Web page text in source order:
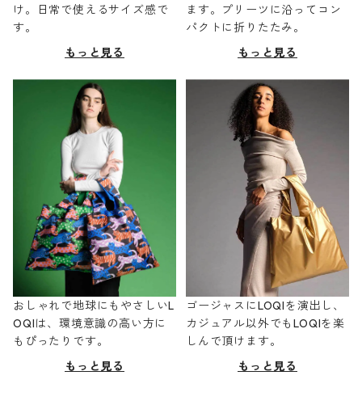
け。日常で使えるサイズ感で
す。
もっと見る
ます。プリーツに沿ってコン
パクトに折りたたみ。
もっと見る
おしゃれで地球にもやさしいL
OQIは、環境意識の高い方に
もぴったりです。
もっと見る
ゴージャスにLOQIを演出し、
カジュアル以外でもLOQIを楽
しんで頂けます。
もっと見る